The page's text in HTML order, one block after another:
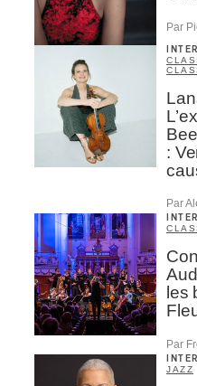
Par
:
Par
les
Par
JAZZ